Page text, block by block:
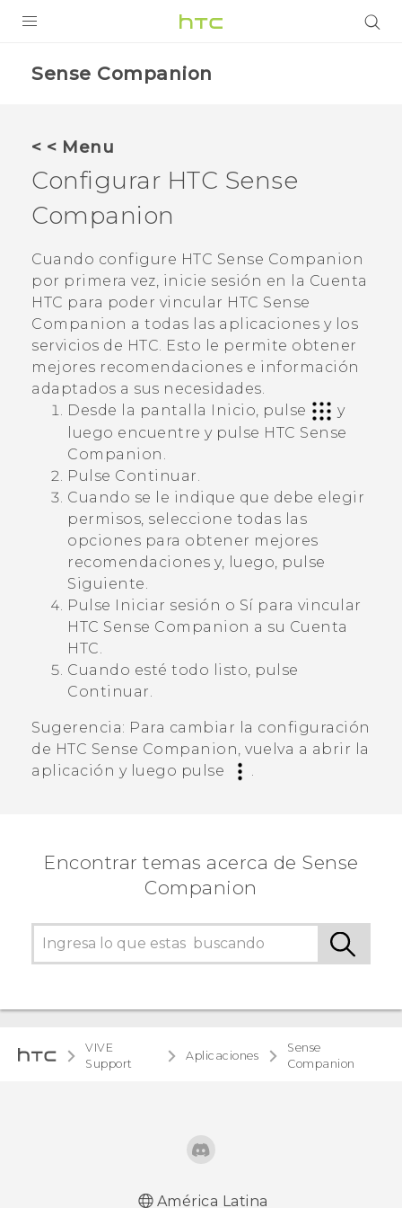
AYUDA
HTC Devices & Accessories
Video Tutorials
Sense Companion
< < Menu
Configurar HTC Sense
Companion
Cuando configure HTC Sense Companion
por primera vez, inicie sesión en la Cuenta
HTC para poder vincular HTC Sense
Companion a todas las aplicaciones y los
servicios de HTC. Esto le permite obtener
mejores recomendaciones e información
adaptados a sus necesidades.
Desde la pantalla Inicio , pulse
y
luego encuentre y pulse HTC Sense
Companion .
Pulse Continuar.
Cuando se le indique que debe elegir
permisos, seleccione todas las
opciones para obtener mejores
recomendaciones y, luego, pulse
Siguiente.
Pulse Iniciar sesión o Sí para vincular
HTC Sense Companion a su Cuenta
HTC.
Cuando esté todo listo, pulse
Continuar.
Sugerencia: Para cambiar la configuración
de HTC Sense Companion, vuelva a abrir la
aplicación y luego pulse
.
Encontrar temas acerca de Sense
Companion
VIVE
Support
Aplicaciones
Sense
Companion
América Latina